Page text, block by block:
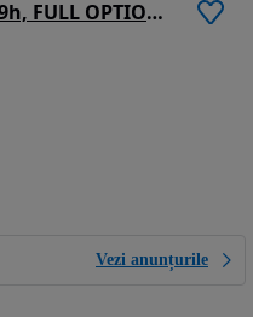
Hitachi ZW180-6, 2019, 6.049h, FULL OPTION, Gresare automataz, Cupa NOUA 3mc, anvelope L5 90% bune, Cantar, Joystick, inst hidr suplimentara, Masa operationala 17t, motor 129kW, basculeaza la 4m,Camera spate,Posibilitate leasing 3 ani-PROMOTIE -96900 EUR+Tva
Vezi anunțurile